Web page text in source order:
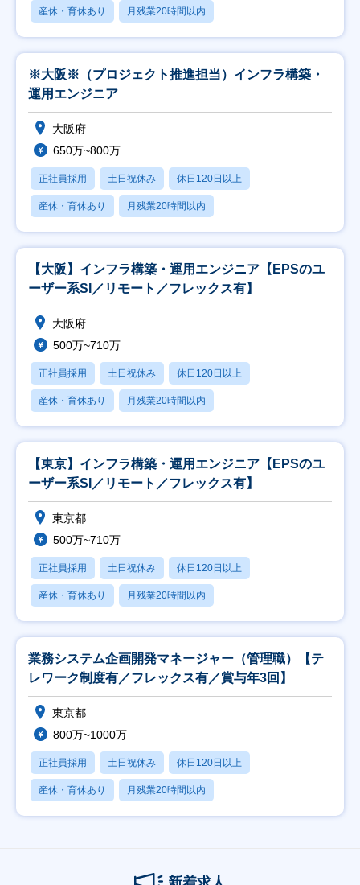
産休・育休あり 月残業20時間以内
※大阪※（プロジェクト推進担当）インフラ構築・
運用エンジニア
大阪府
650万~800万
正社員採用 土日祝休み 休日120日以上
産休・育休あり 月残業20時間以内
【大阪】インフラ構築・運用エンジニア【EPSのユ
ーザー系SI／リモート／フレックス有】
大阪府
500万~710万
正社員採用 土日祝休み 休日120日以上
産休・育休あり 月残業20時間以内
【東京】インフラ構築・運用エンジニア【EPSのユ
ーザー系SI／リモート／フレックス有】
東京都
500万~710万
正社員採用 土日祝休み 休日120日以上
産休・育休あり 月残業20時間以内
業務システム企画開発マネージャー（管理職）【テ
レワーク制度有／フレックス有／賞与年3回】
東京都
800万~1000万
正社員採用 土日祝休み 休日120日以上
産休・育休あり 月残業20時間以内